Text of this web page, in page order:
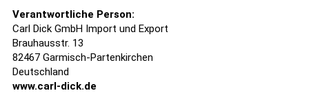
Verantwortliche Person:
Carl Dick GmbH Import und Export
Brauhausstr. 13
82467 Garmisch-Partenkirchen
Deutschland
www.carl-dick.de